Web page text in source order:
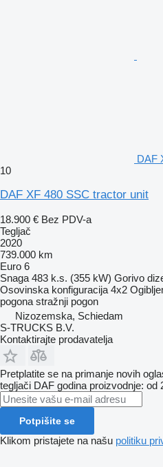
DAF
10
DAF XF 480 SSC tractor unit
18.900 € Bez PDV-a
Tegljač
2020
739.000 km
Euro 6
Snaga 483 k.s. (355 kW) Gorivo
Osovinska konfiguracija 4x2
pogona stražnji pogon
Nizozemska, Schiedam
S-TRUCKS B.V.
Kontaktirajte prodavatelja
Pretplatite se na primanje novih
tegljači DAF godina proizvodnje: od
Potpišite se
Klikom pristajete na našu politiku